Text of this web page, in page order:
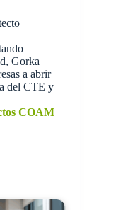
Gorka
a abrir
del CTE y
COAM